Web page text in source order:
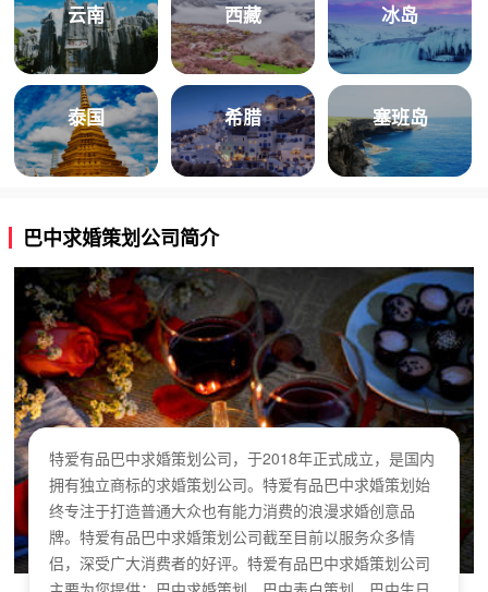
云南 西藏 冰岛
泰国 希腊 塞班岛
巴中求婚策划公司简介
特爱有品巴中求婚策划公司，于2018年正式成立，是国内
拥有独立商标的求婚策划公司。特爱有品巴中求婚策划始
终专注于打造普通大众也有能力消费的浪漫求婚创意品
牌。特爱有品巴中求婚策划公司截至目前以服务众多情
侣，深受广大消费者的好评。特爱有品巴中求婚策划公司